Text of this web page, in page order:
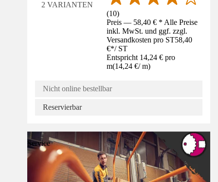
2 VARIANTEN
(10)
Preis — 58,40 € * Alle Preise
inkl. MwSt. und ggf. zzgl.
Versandkosten pro ST58,40
€*/ ST
Entspricht 14,24 € pro
m(14,24 €/ m)
Nicht online bestellbar
Reservierbar
Service